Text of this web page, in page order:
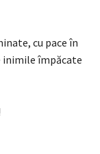
cu pace în
inimile împăcate